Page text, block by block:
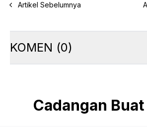
Artikel Sebelumnya
KOMEN (0)
Cadangan